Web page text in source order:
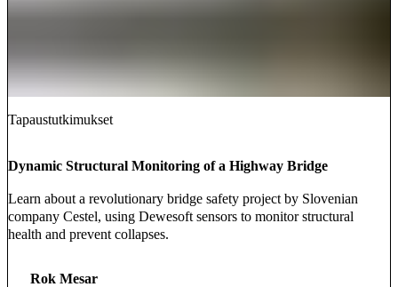
Tapaustutkimukset
Dynamic Structural Monitoring of a Highway Bridge
Learn about a revolutionary bridge safety project by Slovenian
company Cestel, using Dewesoft sensors to monitor structural
health and prevent collapses.
Rok Mesar